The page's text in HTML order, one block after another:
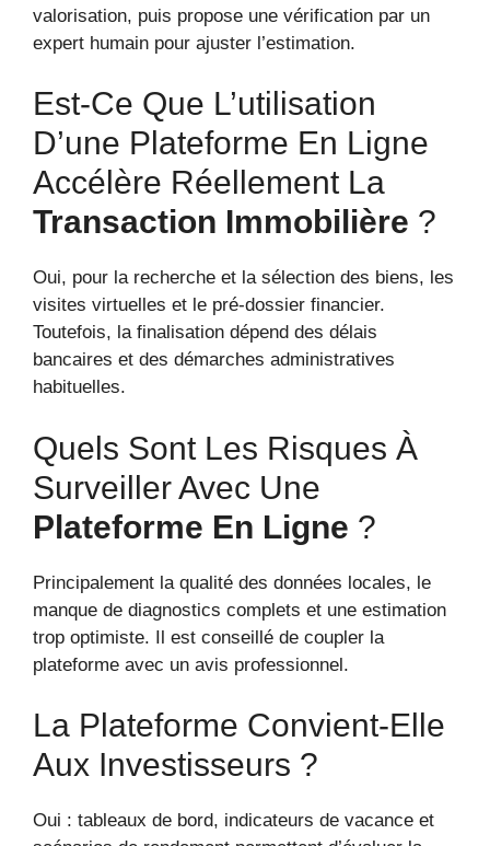
valorisation, puis propose une vérification par un
expert humain pour ajuster l’estimation.
Est-Ce Que L’utilisation
D’une Plateforme En Ligne
Accélère Réellement La
Transaction Immobilière ?
Oui, pour la recherche et la sélection des biens, les
visites virtuelles et le pré-dossier financier.
Toutefois, la finalisation dépend des délais
bancaires et des démarches administratives
habituelles.
Quels Sont Les Risques À
Surveiller Avec Une
Plateforme En Ligne ?
Principalement la qualité des données locales, le
manque de diagnostics complets et une estimation
trop optimiste. Il est conseillé de coupler la
plateforme avec un avis professionnel.
La Plateforme Convient-Elle
Aux Investisseurs ?
Oui : tableaux de bord, indicateurs de vacance et